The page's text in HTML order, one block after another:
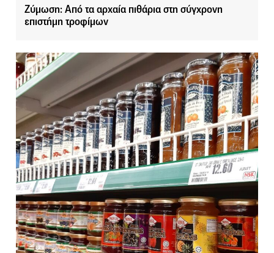
Ζύμωση: Από τα αρχαία πιθάρια στη σύγχρονη
επιστήμη τροφίμων